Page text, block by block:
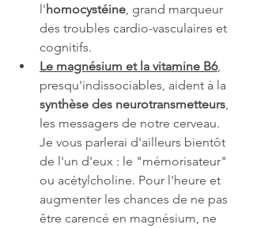
l'homocystéine , grand marqueur
des troubles cardio-vasculaires et
cognitifs.
Le magnésium et la vitamine B6,
presqu'indissociables, aident à la
synthèse des neurotransmetteurs
les messagers de notre cerveau.
Je vous parlerai d'ailleurs bientôt
de l'un d'eux : le "mémorisateur"
ou acétylcholine. Pour l'heure et
augmenter les chances de ne pas
être carencé en magnésium, ne